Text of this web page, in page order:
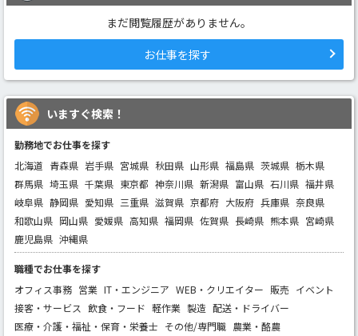
まだ閲覧履歴がありません。
お仕事を探す
いますぐ検索！
勤務地でお仕事を探す
北海道 青森県 岩手県 宮城県 秋田県 山形県 福島県 茨城県 栃木県
群馬県 埼玉県 千葉県 東京都 神奈川県 新潟県 富山県 石川県 福井県
岐阜県 静岡県 愛知県 三重県 滋賀県 京都府 大阪府 兵庫県 奈良県
和歌山県 岡山県 愛媛県 高知県 福岡県 佐賀県 長崎県 熊本県 宮崎県
鹿児島県 沖縄県
職種でお仕事を探す
オフィス事務 営業 IT・エンジニア WEB・クリエイター 販売 イベント
接客・サービス 飲食・フード 軽作業 製造 配送・ドライバー
医療・介護・福祉・保育・栄養士 その他/専門職 農業・酪農